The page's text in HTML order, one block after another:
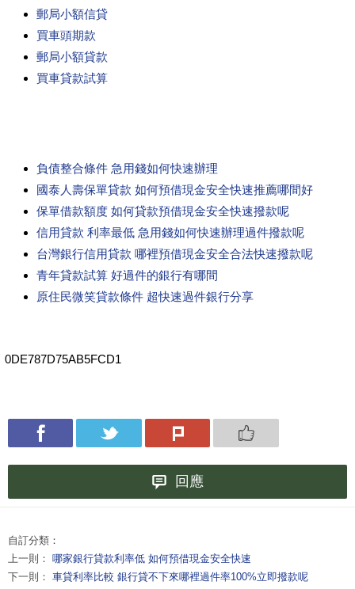
郵局小額信貸
買車頭期款
郵局小額貸款
買車貸款試算
負債整合條件 急用錢如何快速辦理
國泰人壽保單貸款 如何預借現金安全快速推薦哪間好
保單借款額度 如何貸款預借現金安全快速撥款呢
信用貸款 利率最低 急用錢如何快速辦理過件撥款呢
台灣銀行信用貸款 哪裡預借現金安全合法快速撥款呢
青年貸款試算 好過件的銀行有哪間
原住民微笑貸款條件 超快速過件銀行分享
0DE787D75AB5FCD1
回應
自訂分類：
上一則： 哪家銀行貸款利率低 如何預借現金安全快速
下一則： 車貸利率比較 銀行貸不下來哪裡過件率100%立即撥款呢